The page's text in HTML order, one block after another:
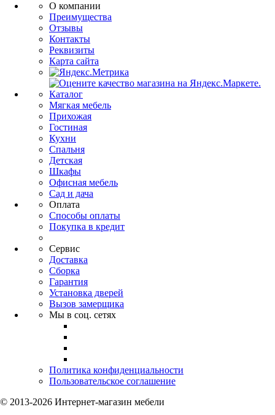
О компании
Преимущества
Отзывы
Контакты
Реквизиты
Карта сайта
Каталог
Мягкая мебель
Прихожая
Гостиная
Кухни
Спальня
Детская
Шкафы
Офисная мебель
Сад и дача
Оплата
Способы оплаты
Покупка в кредит
Сервис
Доставка
Сборка
Гарантия
Установка дверей
Вызов замерщика
Мы в соц. сетях
Политика конфиденциальности
Пользовательское соглашение
© 2013-2026 Интернет-магазин мебели